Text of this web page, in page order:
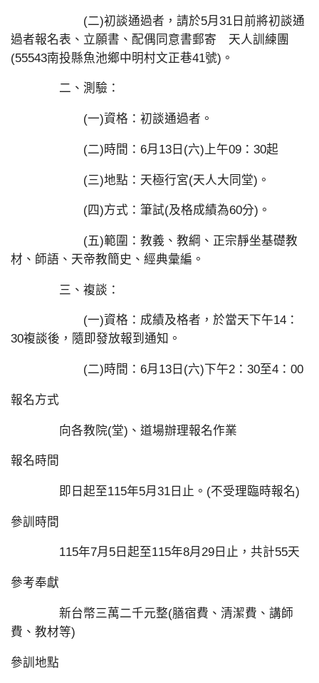
(二)初談通過者，請於5月31日前將初談通
過者報名表、立願書、配偶同意書郵寄 天人訓練團
(55543南投縣魚池鄉中明村文正巷41號)。
二、測驗：
(一)資格：初談通過者。
(二)時間：6月13日(六)上午09：30起
(三)地點：天極行宮(天人大同堂)。
(四)方式：筆試(及格成績為60分)。
(五)範圍：教義、教綱、正宗靜坐基礎教
材、師語、天帝教簡史、經典彙編。
三、複談：
(一)資格：成績及格者，於當天下午14：
30複談後，隨即發放報到通知。
(二)時間：6月13日(六)下午2：30至4：00
報名方式
向各教院(堂)、道場辦理報名作業
報名時間
即日起至115年5月31日止。(不受理臨時報名)
參訓時間
115年7月5日起至115年8月29日止，共計55天
參考奉獻
新台幣三萬二千元整(膳宿費、清潔費、講師
費、教材等)
參訓地點